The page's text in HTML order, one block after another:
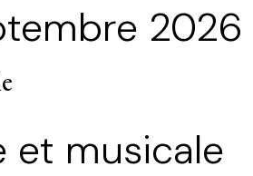
2026
et musicale